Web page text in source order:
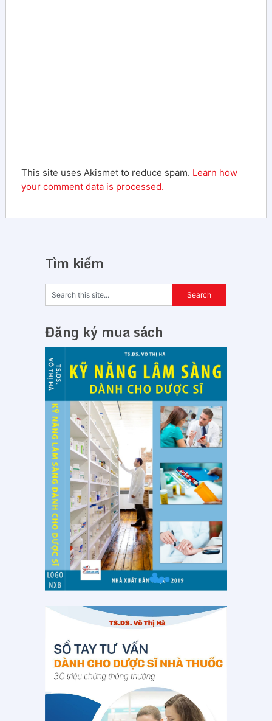
This site uses Akismet to reduce spam. Learn how
your comment data is processed.
Tìm kiếm
Đăng ký mua sách